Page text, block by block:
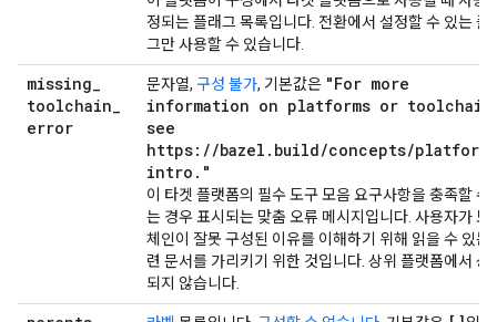
정되는 플래그 목록입니다. 전환에서 설정할 수 있는 플
그만 사용할 수 있습니다.
missing_
toolchain_
error
문자열, 구성 불가, 기본값은 "For more
information on platforms or
see
https://bazel.build/concepts/
intro."
이 타겟 플랫폼의 필수 도구 모음 요구사항을 충족할 수
는 경우 표시되는 맞춤 오류 메시지입니다. 사용자가 도
체인이 잘못 구성된 이유를 이해하기 위해 읽을 수 있는
련 문서를 가리키기 위한 것입니다. 상위 플랫폼에서 상
되지 않습니다.